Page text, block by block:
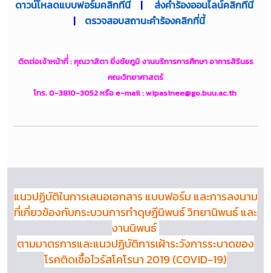
ดาวน์โหลดแบบฟอร์มคลิกที่นี้| ส่งคำร้องออนไลน์คลิกที่นี้
| ตรวจสอบสถานะคำร้องคลิกที่นี้
ติดต่อเจ้าหน้าที่่ : คุณวาสิตา ยิ่งชัยภูมิ งานบริการการศึกษา อาคารสิรินธร
คณะวิทยาศาสตร์
โทร. 0-3810-3052 หรือ e-mail :wipasinee@go.buu.ac.th
แนวปฏิบัติในการเสนอเอกสาร แบบฟอร์ม และการลงนาม
ที่เกี่ยวข้องกับกระบวนการทำดุษฏีนิพนธ์ วิทยานิพนธ์ และ
งานนิพนธ์
ตามมาตรการและแนวปฏิบัติการเฝ้าระวังการระบาดของ
โรคติดเชื้อไวรัสโคโรนา 2019 (COVID-19)